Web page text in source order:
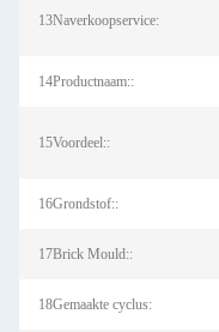
13Naverkoopservice:
14Productnaam::
15Voordeel::
16Grondstof::
17Brick Mould::
18Gemaakte cyclus: